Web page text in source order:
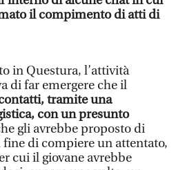
il compimento di atti di
in Questura, l’attività
di far emergere che il
tramite una
con un presunto
gli avrebbe proposto di
di compiere un attentato,
cui il giovane avrebbe